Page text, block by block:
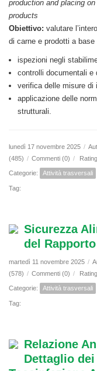
production and placing
products
Obiettivo: valutare
di carne e prodotti a
ispezioni negli
controlli documentali e
verifica delle misure di
applicazione delle
strutturali.
lunedì 17 novembre 2025 /
(485) / Commenti (0) /
Categorie: Attività trasversali
Tag:
Sicurezza
del
martedì 11 novembre 2025 /
(578) / Commenti (0) /
Categorie: Attività trasversali
Tag:
Relazione
Dettaglio